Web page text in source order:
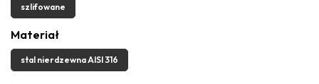
szlifowane
Materiał
stal nierdzewna AISI 316